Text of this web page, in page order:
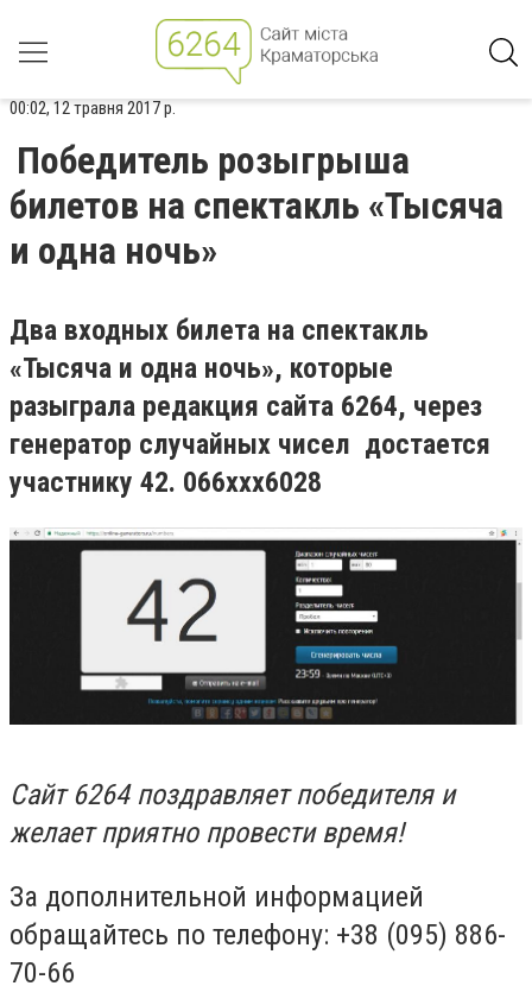
00:02, 12 травня 2017 р.
Победитель розыгрыша
билетов на спектакль «Тысяча
и одна ночь»
Два входных билета на спектакль
«Тысяча и одна ночь», которые
разыграла редакция сайта 6264, через
генератор случайных чисел достается
участнику 42. 066xxx6028
Сайт 6264 поздравляет победителя и
желает приятно провести время!
За дополнительной информацией
обращайтесь по телефону: +38 (095) 886-
70-66